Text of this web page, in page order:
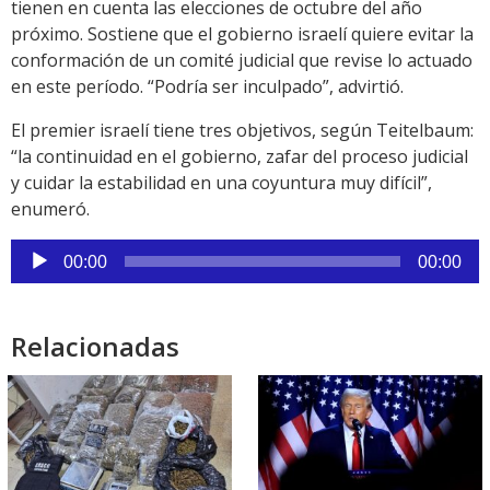
tienen en cuenta las elecciones de octubre del año
próximo. Sostiene que el gobierno israelí quiere evitar la
conformación de un comité judicial que revise lo actuado
en este período. “Podría ser inculpado”, advirtió.
El premier israelí tiene tres objetivos, según Teitelbaum:
“la continuidad en el gobierno, zafar del proceso judicial
y cuidar la estabilidad en una coyuntura muy difícil”,
enumeró.
Reproductor
de
00:00 00:00
Relacionadas